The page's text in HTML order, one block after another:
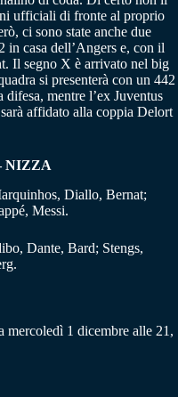
ufficiali di fronte al proprio
ci sono state anche due
in casa dell’Angers e, con il
Il segno X è arrivato nel big
si presenterà con un 442
mentre l’ex Juventus
affidato alla coppia Delort
NIZZA
Diallo, Bernat;
Messi.
Dante, Bard; Stengs,
mercoledì 1 dicembre alle 21,